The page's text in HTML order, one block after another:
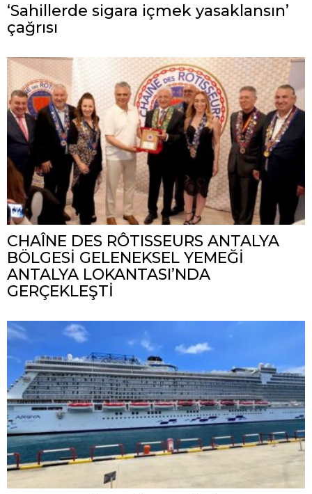
‘Sahillerde sigara içmek yasaklansın’
çağrısı
CHAÎNE DES RÔTISSEURS ANTALYA
BÖLGESİ GELENEKSEL YEMEĞİ
ANTALYA LOKANTASI’NDA
GERÇEKLEŞTİ